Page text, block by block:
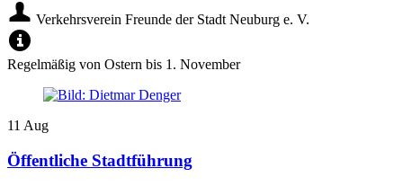
Verkehrsverein Freunde der Stadt Neuburg e. V.
Regelmäßig von Ostern bis 1. November
11 Aug
Öffentliche Stadtführung